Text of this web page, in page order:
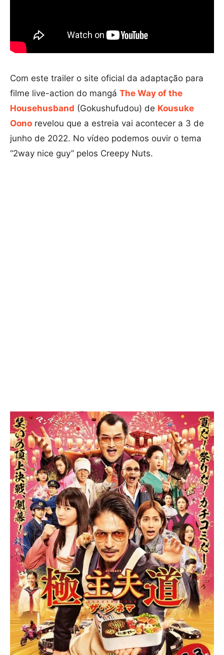
Com este trailer o site oficial da adaptação para
filme live-action do mangá The Way of the
Househusband (Gokushufudou) de Kousuke
Oono revelou que a estreia vai acontecer a 3 de
junho de 2022. No vídeo podemos ouvir o tema
“2way nice guy” pelos Creepy Nuts.